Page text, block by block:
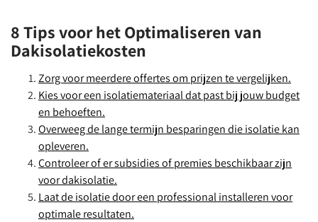
8 Tips voor het Optimaliseren van
Dakisolatiekosten
Zorg voor meerdere offertes om prijzen te vergelijken.
Kies voor een isolatiemateriaal dat past bij jouw budget
en behoeften.
Overweeg de lange termijn besparingen die isolatie kan
opleveren.
Controleer of er subsidies of premies beschikbaar zijn
voor dakisolatie.
Laat de isolatie door een professional installeren voor
optimale resultaten.